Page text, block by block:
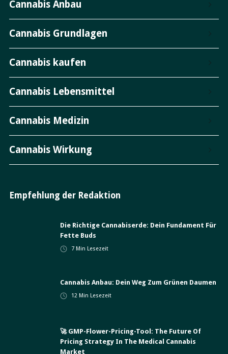
Cannabis Anbau
Cannabis Grundlagen
Cannabis kaufen
Cannabis Lebensmittel
Cannabis Medizin
Cannabis Wirkung
Empfehlung der Redaktion
Die Richtige Cannabiserde: Dein Fundament Für
Fette Buds
7 Min Lesezeit
Cannabis Anbau: Dein Weg Zum Grünen Daumen
12 Min Lesezeit
🚀 GMP-Flower-Pricing-Tool: The Future Of
Pricing Strategy In The Medical Cannabis
Market